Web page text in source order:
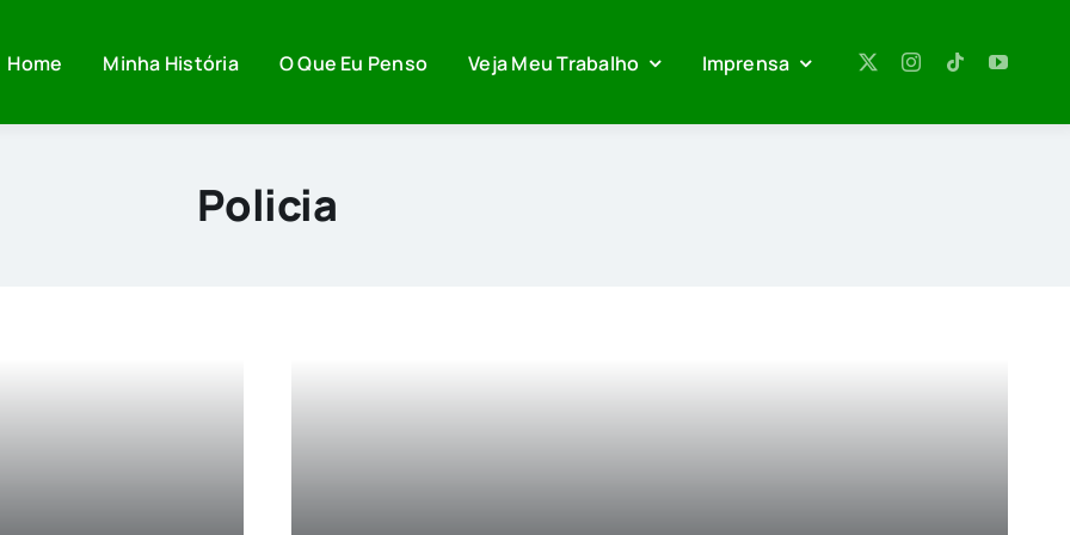
Home Minha História O Que Eu Penso Veja Meu Trabalho Imprensa
Policia